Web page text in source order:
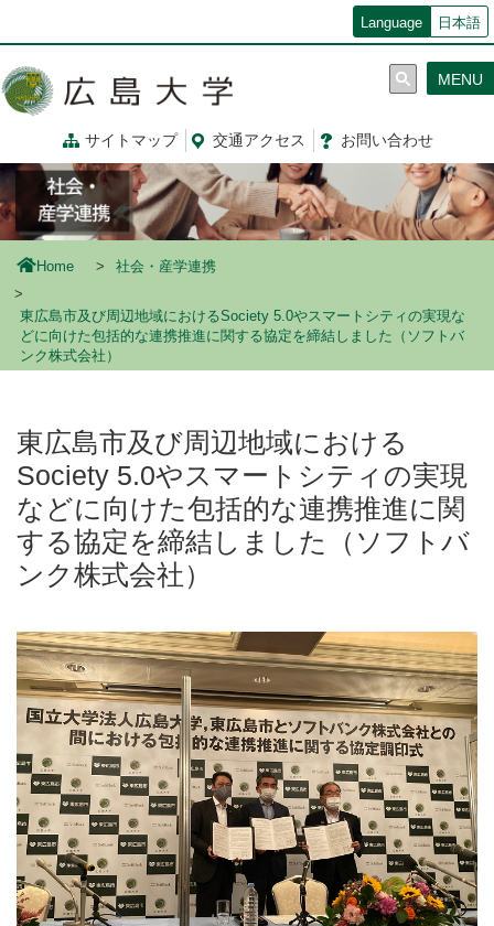
コ
ン
ツ
に
移
動
Language 日本語
サイトマップ 交通アクセス お問い合わせ
MENU
Home 社会・産学連携
東広島市及び周辺地域におけるSociety 5.0やスマートシティの実現な
どに向けた包括的な連携推進に関する協定を締結しました（ソフトバ
ンク株式会社）
東広島市及び周辺地域における
Society 5.0やスマートシティの実現
などに向けた包括的な連携推進に関
する協定を締結しました（ソフトバ
ンク株式会社）